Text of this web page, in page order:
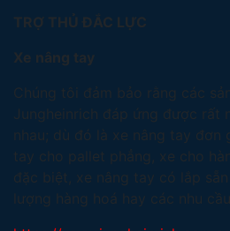
TRỢ THỦ ĐẮC LỰC
Xe nâng tay
Chúng tôi đảm bảo rằng các
Jungheinrich đáp ứng được rất
nhau; dù đó là xe nâng tay đơn
tay cho pallet phẳng, xe cho
đặc biệt, xe nâng tay có lắp
lượng hàng hoá hay các nhu